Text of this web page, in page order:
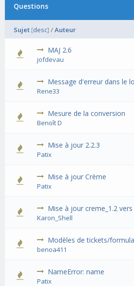
Questions
Sujet [desc] /Auteur
MAJ 2.6
jofdevau
Message d'erreur dans le
Rene33
Mesure de la conversion
Benoît D
Mise à jour 2.2.3
Patix
Mise à jour Crème
Patix
Mise à jour creme_1.2
Karon_Shell
Modèles de tickets/
benoa411
NameError: name
Patix